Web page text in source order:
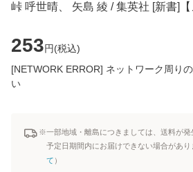
峠 呼世晴、 矢島 綾 / 集英社 [新書]【
253円(税込)
[NETWORK ERROR] ネットワーク周り
い
※一部地域・離島につきましては、送料が発
予定日期間内にお届けできない場合があり
て ）